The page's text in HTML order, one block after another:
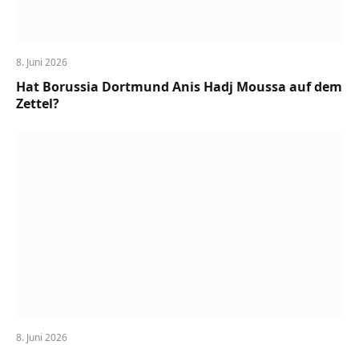
8. Juni 2026
Hat Borussia Dortmund Anis Hadj Moussa auf dem
Zettel?
8. Juni 2026